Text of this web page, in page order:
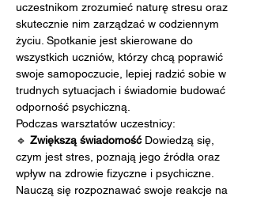
uczestnikom zrozumieć naturę stresu oraz
skutecznie nim zarządzać w codziennym
życiu. Spotkanie jest skierowane do
wszystkich uczniów, którzy chcą poprawić
swoje samopoczucie, lepiej radzić sobie w
trudnych sytuacjach i świadomie budować
odporność psychiczną.
Podczas warsztatów uczestnicy:
🔹 Zwiększą świadomość Dowiedzą się,
czym jest stres, poznają jego źródła oraz
wpływ na zdrowie fizyczne i psychiczne.
Nauczą się rozpoznawać swoje reakcje na